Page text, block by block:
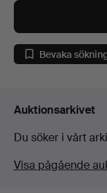
Bevaka
Auktionsarkivet
Du söker i vårt
Visa pågående